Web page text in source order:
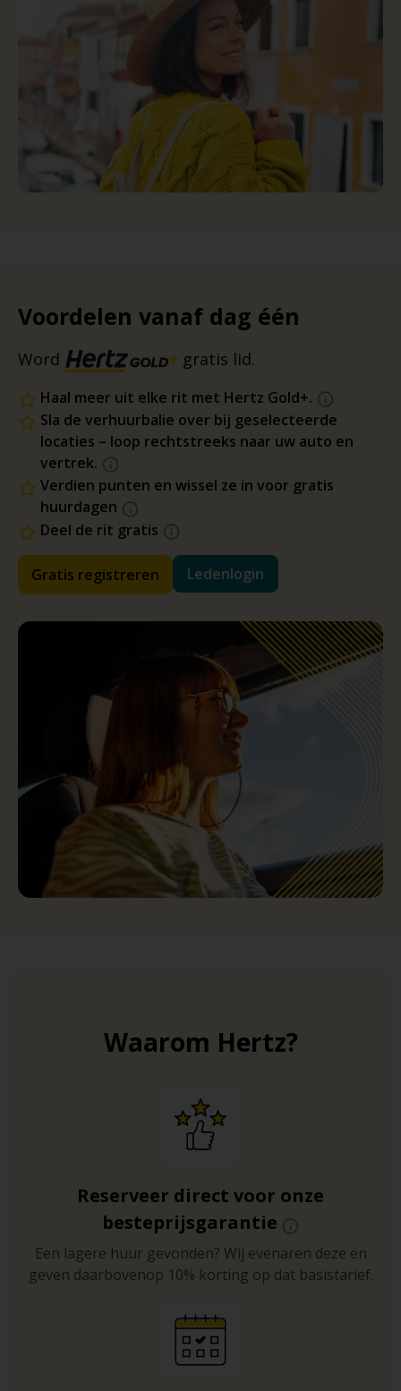
Voordelen vanaf dag één
Word gratis lid.
Haal meer uit elke rit met Hertz Gold+.
Sla de verhuurbalie over bij geselecteerde
locaties – loop rechtstreeks naar uw auto en
vertrek.
Verdien punten en wissel ze in voor gratis
huurdagen
Deel de rit gratis
Gratis registreren Ledenlogin
Waarom Hertz?
Reserveer direct voor onze
besteprijsgarantie
Een lagere huur gevonden? Wij evenaren deze en
geven daarbovenop 10% korting op dat basistarief.